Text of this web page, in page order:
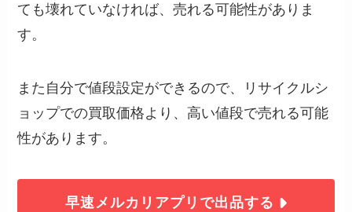
ても壊れていなければ、売れる可能性がありま
す。
また自分で値段設定ができるので、リサイクルシ
ョップでの買取価格より、高い値段で売れる可能
性があります。
早速メルカリアプリで出品する